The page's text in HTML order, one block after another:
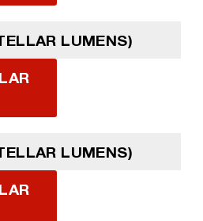
LUMENS)
LUMENS)